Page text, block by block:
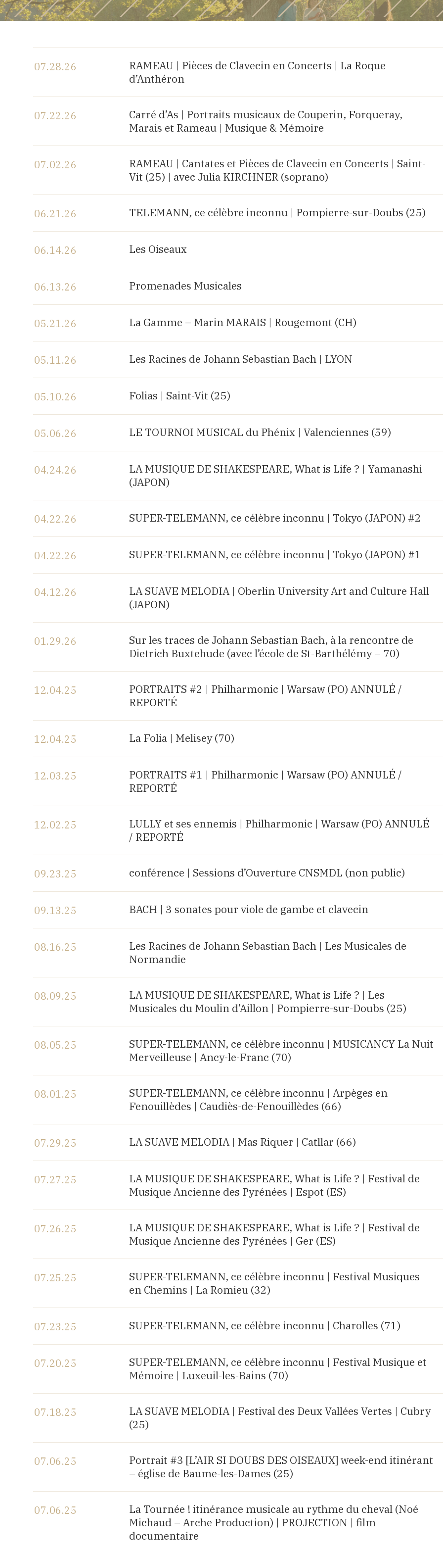
07.28.26
RAMEAU | Pièces de Clavecin en Concerts | La Roque
d’Anthéron
07.22.26
Carré d’As | Portraits musicaux de Couperin, Forqueray,
Marais et Rameau | Musique & Mémoire
07.02.26
RAMEAU | Cantates et Pièces de Clavecin en Concerts | Saint-
Vit (25) | avec Julia KIRCHNER (soprano)
06.21.26 TELEMANN, ce célèbre inconnu | Pompierre-sur-Doubs (25)
06.14.26 Les Oiseaux
06.13.26 Promenades Musicales
05.21.26 La Gamme – Marin MARAIS | Rougemont (CH)
05.11.26 Les Racines de Johann Sebastian Bach | LYON
05.10.26 Folias | Saint-Vit (25)
05.06.26 LE TOURNOI MUSICAL du Phénix | Valenciennes (59)
04.24.26
LA MUSIQUE DE SHAKESPEARE, What is Life ? | Yamanashi
(JAPON)
04.22.26 SUPER-TELEMANN, ce célèbre inconnu | Tokyo (JAPON) #2
04.22.26 SUPER-TELEMANN, ce célèbre inconnu | Tokyo (JAPON) #1
04.12.26
LA SUAVE MELODIA | Oberlin University Art and Culture Hall
(JAPON)
01.29.26
Sur les traces de Johann Sebastian Bach, à la rencontre de
Dietrich Buxtehude (avec l’école de St-Barthélémy – 70)
12.04.25
PORTRAITS #2 | Philharmonic | Warsaw (PO) ANNULÉ /
REPORTÉ
12.04.25 La Folia | Melisey (70)
12.03.25
PORTRAITS #1 | Philharmonic | Warsaw (PO) ANNULÉ /
REPORTÉ
12.02.25
LULLY et ses ennemis | Philharmonic | Warsaw (PO) ANNULÉ
/ REPORTÉ
09.23.25 conférence | Sessions d’Ouverture CNSMDL (non public)
09.13.25 BACH | 3 sonates pour viole de gambe et clavecin
08.16.25
Les Racines de Johann Sebastian Bach | Les Musicales de
Normandie
08.09.25
LA MUSIQUE DE SHAKESPEARE, What is Life ? | Les
Musicales du Moulin d’Aillon | Pompierre-sur-Doubs (25)
08.05.25
SUPER-TELEMANN, ce célèbre inconnu | MUSICANCY La Nuit
Merveilleuse | Ancy-le-Franc (70)
08.01.25
SUPER-TELEMANN, ce célèbre inconnu | Arpèges en
Fenouillèdes | Caudiès-de-Fenouillèdes (66)
07.29.25 LA SUAVE MELODIA | Mas Riquer | Catllar (66)
07.27.25
LA MUSIQUE DE SHAKESPEARE, What is Life ? | Festival de
Musique Ancienne des Pyrénées | Espot (ES)
07.26.25
LA MUSIQUE DE SHAKESPEARE, What is Life ? | Festival de
Musique Ancienne des Pyrénées | Ger (ES)
07.25.25
SUPER-TELEMANN, ce célèbre inconnu | Festival Musiques
en Chemins | La Romieu (32)
07.23.25 SUPER-TELEMANN, ce célèbre inconnu | Charolles (71)
07.20.25
SUPER-TELEMANN, ce célèbre inconnu | Festival Musique et
Mémoire | Luxeuil-les-Bains (70)
07.18.25
LA SUAVE MELODIA | Festival des Deux Vallées Vertes | Cubry
(25)
07.06.25
Portrait #3 [L’AIR SI DOUBS DES OISEAUX] week-end itinérant
– église de Baume-les-Dames (25)
07.06.25
La Tournée ! itinérance musicale au rythme du cheval (Noé
Michaud – Arche Production) | PROJECTION | film
documentaire